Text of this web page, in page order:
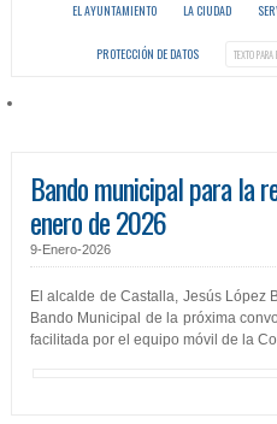
EL AYUNTAMIENTO LA CIUDAD
PROTECCIÓN DE DATOS
Bando municipal para la
enero de 2026
9-Enero-2026
El alcalde de Castalla, Jesús López
Bando Municipal de la próxima
facilitada por el equipo móvil de la